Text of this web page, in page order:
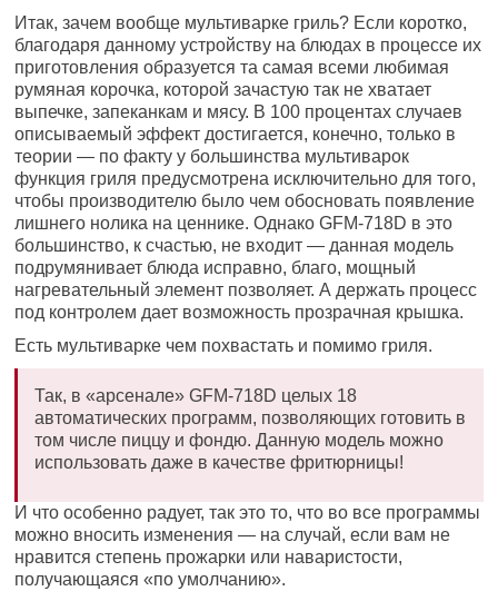
Итак, зачем вообще мультиварке гриль? Если коротко,
благодаря данному устройству на блюдах в процессе их
приготовления образуется та самая всеми любимая
румяная корочка, которой зачастую так не хватает
выпечке, запеканкам и мясу. В 100 процентах случаев
описываемый эффект достигается, конечно, только в
теории — по факту у большинства мультиварок
функция гриля предусмотрена исключительно для того,
чтобы производителю было чем обосновать появление
лишнего нолика на ценнике. Однако GFM-718D в это
большинство, к счастью, не входит — данная модель
подрумянивает блюда исправно, благо, мощный
нагревательный элемент позволяет. А держать процесс
под контролем дает возможность прозрачная крышка.
Есть мультиварке чем похвастать и помимо гриля.
Так, в «арсенале» GFM-718D целых 18
автоматических программ, позволяющих готовить в
том числе пиццу и фондю. Данную модель можно
использовать даже в качестве фритюрницы!
И что особенно радует, так это то, что во все программы
можно вносить изменения — на случай, если вам не
нравится степень прожарки или наваристости,
получающаяся «по умолчанию».